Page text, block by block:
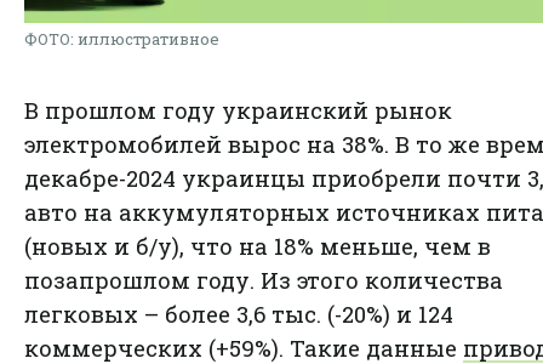
ФОТО: иллюстративное
В прошлом году украинский рынок
электромобилей вырос на 38%. В то же
декабре-2024 украинцы приобрели почти
авто на аккумуляторных источниках
(новых и б/у), что на 18% меньше, чем в
позапрошлом году. Из этого количества
легковых – более 3,6 тыс. (-20%) и 124
коммерческих (+59%). Такие данные